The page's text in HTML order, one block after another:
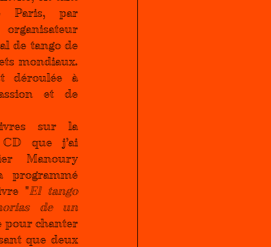
organisateur
de tango de
mondiaux.
déroulée à
et de
sur la
que j’ai
Manoury
programmé
"El tango
de un
pour chanter
que deux